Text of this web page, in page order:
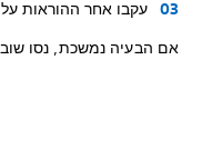
עקבו אחר ההוראות
אם הבעיה נמשכת, נסו